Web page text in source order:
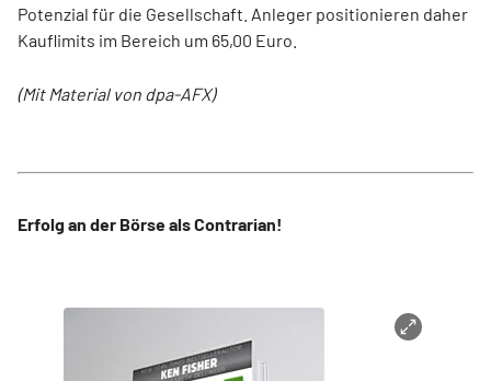
Potenzial für die Gesellschaft. Anleger positionieren daher
Kauflimits im Bereich um 65,00 Euro.
(Mit Material von dpa-AFX)
Erfolg an der Börse als Contrarian!